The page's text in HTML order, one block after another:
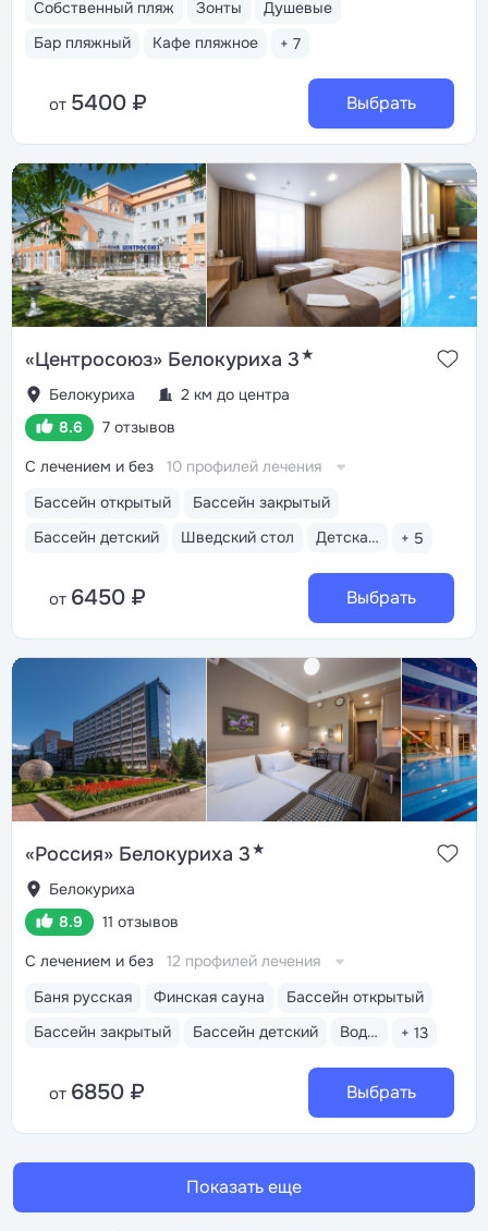
Собственный пляж Зонты
Душевые
Бар пляжный
Кафе пляжное + 7
от 5400 ₽ Выбрать
«Центросоюз» Белокуриха 3★
Белокуриха
2 км до центра
8.6
7 отзывов
Бассейн открытый
Бассейн закрытый
Бассейн детский
Шведский стол Детская анимация + 5
С лечением и без 10 профилей лечения
от 6450 ₽ Выбрать
«Россия» Белокуриха 3★
Белокуриха
8.9
11 отзывов
Баня русская Финская сауна
Бассейн открытый
Бассейн закрытый
Бассейн детский Водные горки + 13
С лечением и без 12 профилей лечения
от 6850 ₽ Выбрать
Показать еще